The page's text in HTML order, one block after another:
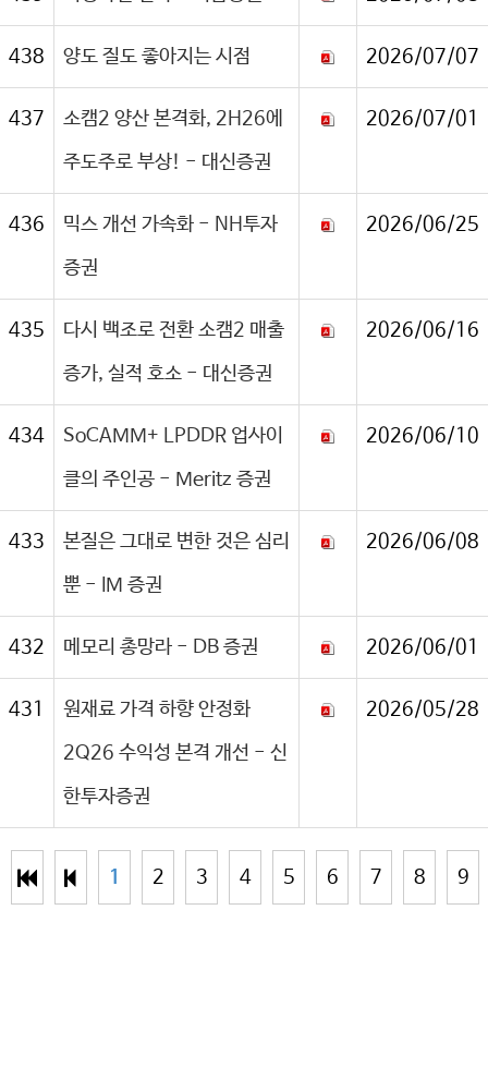
438 양도 질도 좋아지는 시점 2026/07/07
437
소캠2 양산 본격화, 2H26에
주도주로 부상! - 대신증권
2026/07/01
436
믹스 개선 가속화 - NH투자
증권
2026/06/25
435
다시 백조로 전환 소캠2 매출
증가, 실적 호소 - 대신증권
2026/06/16
434
SoCAMM+ LPDDR 업사이
클의 주인공 - Meritz 증권
2026/06/10
433
본질은 그대로 변한 것은 심리
뿐 - IM 증권
2026/06/08
432 메모리 총망라 - DB 증권 2026/06/01
431
원재료 가격 하향 안정화
2Q26 수익성 본격 개선 - 신
한투자증권
2026/05/28
1 2 3 4 5 6 7 8 9